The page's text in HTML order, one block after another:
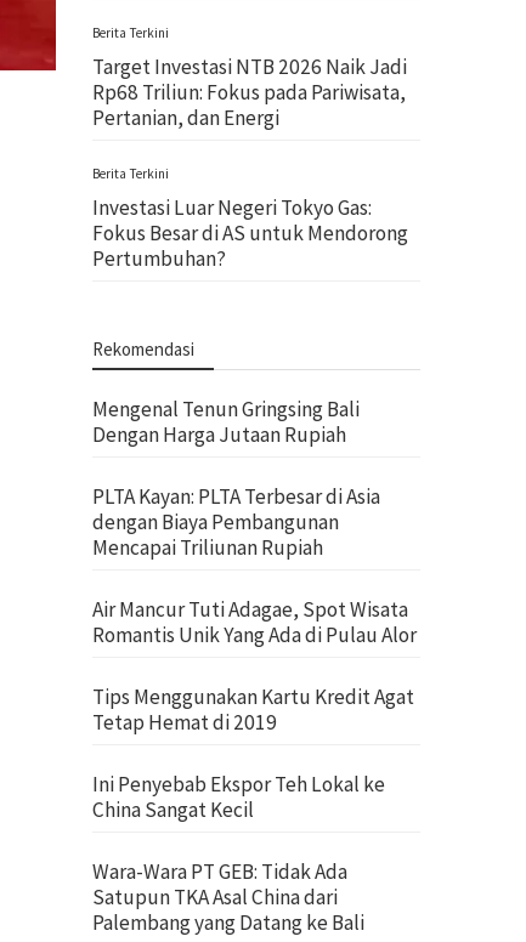
Berita Terkini
Target Investasi NTB 2026 Naik Jadi
Rp68 Triliun: Fokus pada Pariwisata,
Pertanian, dan Energi
Berita Terkini
Investasi Luar Negeri Tokyo Gas:
Fokus Besar di AS untuk Mendorong
Pertumbuhan?
Rekomendasi
Mengenal Tenun Gringsing Bali
Dengan Harga Jutaan Rupiah
PLTA Kayan: PLTA Terbesar di Asia
dengan Biaya Pembangunan
Mencapai Triliunan Rupiah
Air Mancur Tuti Adagae, Spot Wisata
Romantis Unik Yang Ada di Pulau Alor
Tips Menggunakan Kartu Kredit Agat
Tetap Hemat di 2019
Ini Penyebab Ekspor Teh Lokal ke
China Sangat Kecil
Wara-Wara PT GEB: Tidak Ada
Satupun TKA Asal China dari
Palembang yang Datang ke Bali